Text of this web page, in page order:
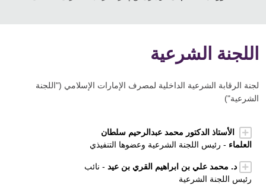
اللجنة الشرعية
لجنة الرقابة الشرعية الداخلية لمصرف الإمارات الإسلامي ("اللجنة
الشرعية")
الأستاذ الدكتور محمد عبدالرحيم سلطان
العلماء - رئيس اللجنة الشرعية وعضوها التنفيذي
د. محمد علي بن ابراهيم القري بن عيد - نائب
رئيس اللجنة الشرعية